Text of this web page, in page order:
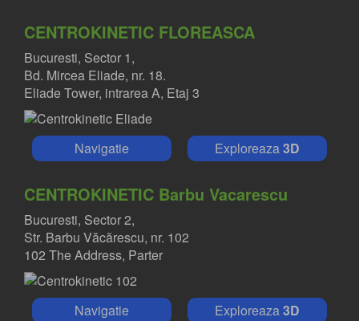
CENTROKINETIC FLOREASCA
Bucuresti, Sector 1,
Bd. Mircea Eliade, nr. 18.
Eliade Tower, intrarea A, Etaj 3
Navigatie Exploreaza3D
CENTROKINETIC Barbu Vacarescu
Bucuresti, Sector 2,
Str. Barbu Văcărescu, nr. 102
102 The Address, Parter
Navigatie Exploreaza3D